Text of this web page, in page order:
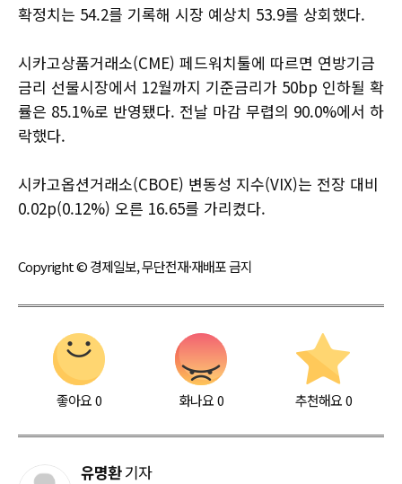
확정치는 54.2를 기록해 시장 예상치 53.9를 상회했다.
시카고상품거래소(CME) 페드워치툴에 따르면 연방기금
금리 선물시장에서 12월까지 기준금리가 50bp 인하될 확
률은 85.1%로 반영됐다. 전날 마감 무렵의 90.0%에서 하
락했다.
시카고옵션거래소(CBOE) 변동성 지수(VIX)는 전장 대비
0.02p(0.12%) 오른 16.65를 가리켰다.
Copyright © 경제일보, 무단전재·재배포 금지
좋아요0 화나요0 추천해요 0
유명환기자